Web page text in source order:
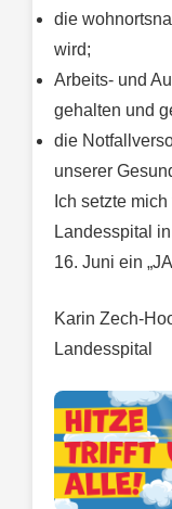
die
wird;
Arbeits- und
gehalten und
die
unserer
Ich setzte
Landesspital
16. Juni ein
Karin Zech-
Landesspital